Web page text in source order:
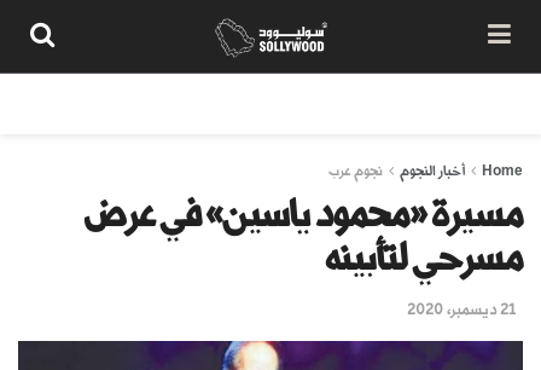
Home أخبار النجوم نجوم عرب
مسيرة «محمود ياسين» في عرض
مسرحي لتأبينه
21 ديسمبر، 2020